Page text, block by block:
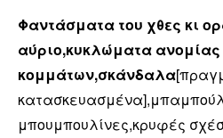
Φαντάσματα του χθες κι
αύριο,κυκλώματα ανομίας
κομμάτων,σκάνδαλα
μπουμπουλίνες,κρυφές